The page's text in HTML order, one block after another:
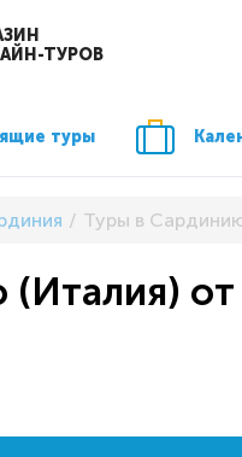
ТУРОВ
туры
Туры в
от